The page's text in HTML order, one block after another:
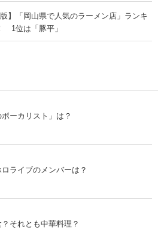
版】「岡山県で人気のラーメン店」ランキ
1位は「豚平」
ーカリスト」は？
ライブのメンバーは？
それとも中華料理？